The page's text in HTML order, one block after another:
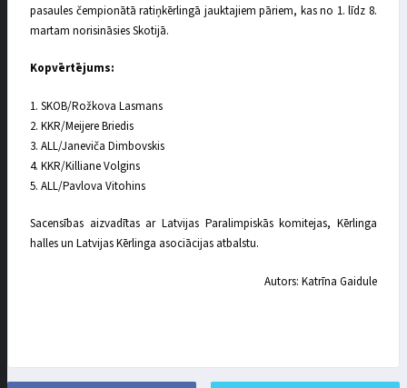
pasaules čempionātā ratiņkērlingā jauktajiem pāriem, kas no 1. līdz 8.
martam norisināsies Skotijā.
Kopvērtējums:
1. SKOB/Rožkova Lasmans
2. KKR/Meijere Briedis
3. ALL/Janeviča Dimbovskis
4. KKR/Killiane Volgins
5. ALL/Pavlova Vitohins
Sacensības aizvadītas ar Latvijas Paralimpiskās komitejas, Kērlinga
halles un Latvijas Kērlinga asociācijas atbalstu.
Autors: Katrīna Gaidule